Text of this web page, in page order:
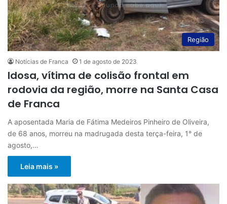
Região
Notícias de Franca 1 de agosto de 2023
Idosa, vítima de colisão frontal em
rodovia da região, morre na Santa Casa
de Franca
A aposentada Maria de Fátima Medeiros Pinheiro de Oliveira,
de 68 anos, morreu na madrugada desta terça-feira, 1° de
agosto,…
Leia mais »